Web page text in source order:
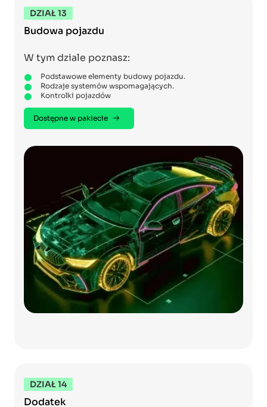
DZIAŁ 13
Budowa pojazdu
W tym dziale poznasz:
Podstawowe elementy budowy pojazdu.
Rodzaje systemów wspomagających.
Kontrolki pojazdów
Dostępne w pakiecie
DZIAŁ 14
Dodatek